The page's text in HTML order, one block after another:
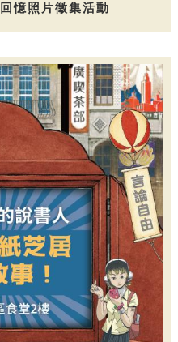
憶照片徵集活動